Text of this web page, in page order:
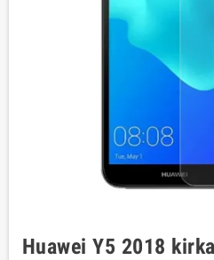
Huawei Y5 2018